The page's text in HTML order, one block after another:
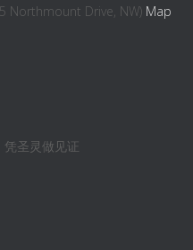
Northmount Drive, NW) Map
圣灵做见证